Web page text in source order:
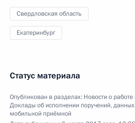
Свердловская область
Екатеринбург
Статус материала
Опубликован в разделах: Новости о
Доклады об исполнении поручений,
мобильной приёмной